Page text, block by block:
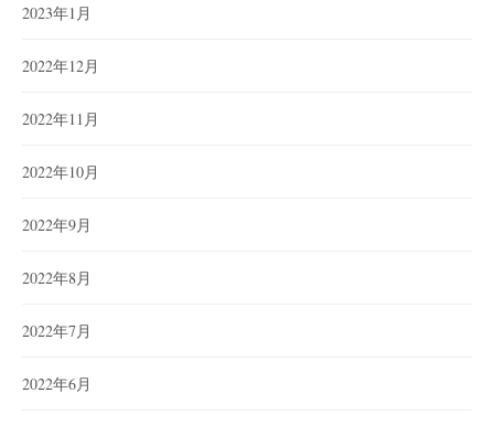
2023年1月
2022年12月
2022年11月
2022年10月
2022年9月
2022年8月
2022年7月
2022年6月